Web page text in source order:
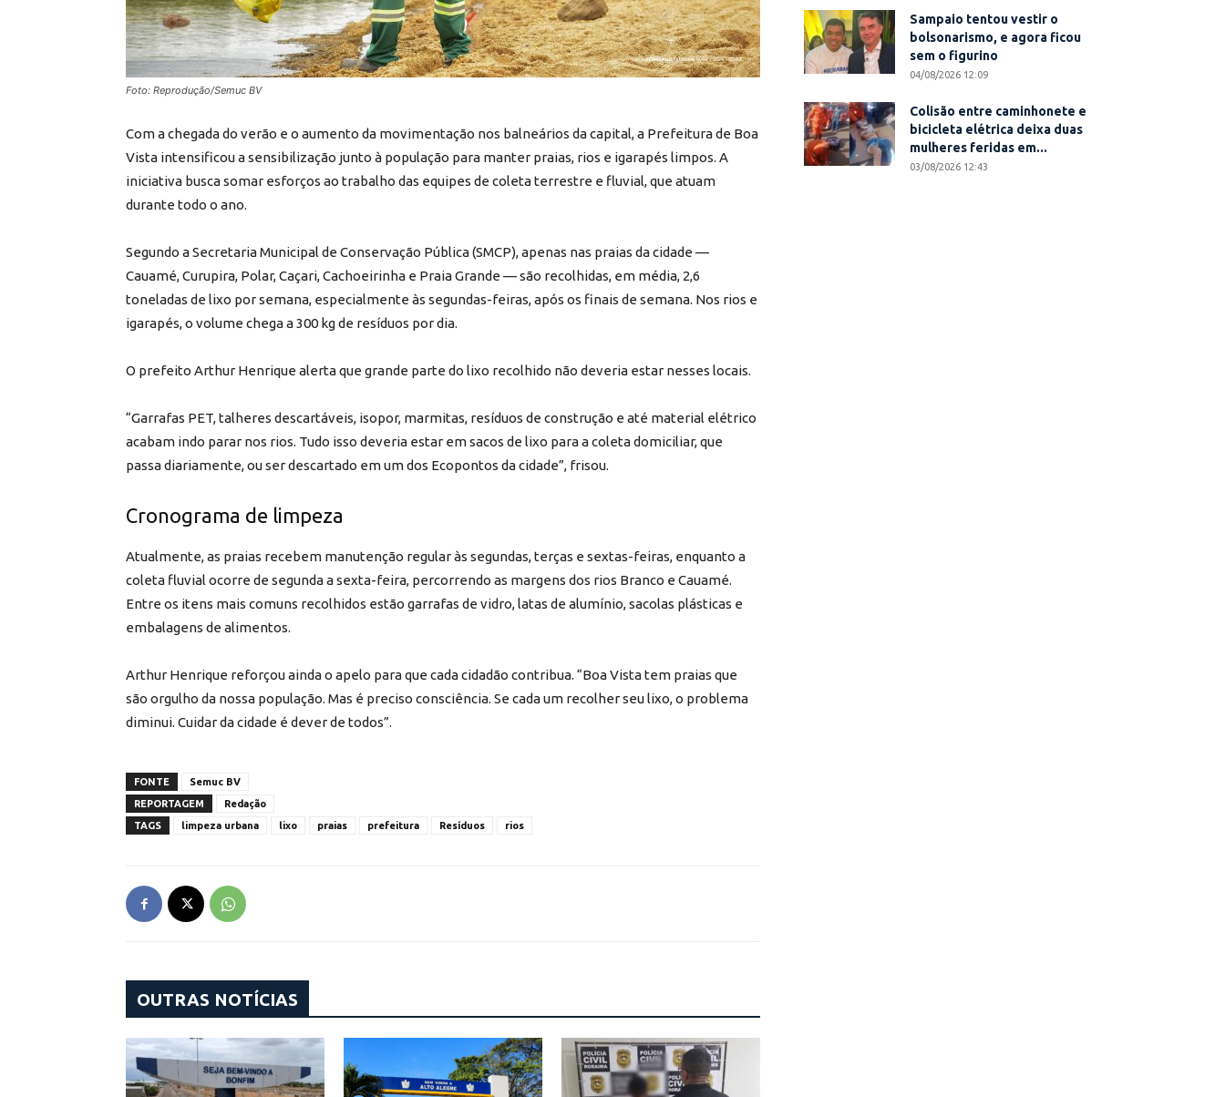
Foto: Reprodução/Semuc BV
Com a chegada do verão e o aumento da movimentação nos balneários da capital, a Prefeitura de Boa
Vista intensificou a sensibilização junto à população para manter praias, rios e igarapés limpos. A
iniciativa busca somar esforços ao trabalho das equipes de coleta terrestre e fluvial, que atuam
durante todo o ano.
Segundo a Secretaria Municipal de Conservação Pública (SMCP), apenas nas praias da cidade —
Cauamé, Curupira, Polar, Caçari, Cachoeirinha e Praia Grande — são recolhidas, em média, 2,6
toneladas de lixo por semana, especialmente às segundas-feiras, após os finais de semana. Nos rios e
igarapés, o volume chega a 300 kg de resíduos por dia.
O prefeito Arthur Henrique alerta que grande parte do lixo recolhido não deveria estar nesses locais.
“Garrafas PET, talheres descartáveis, isopor, marmitas, resíduos de construção e até material elétrico
acabam indo parar nos rios. Tudo isso deveria estar em sacos de lixo para a coleta domiciliar, que
passa diariamente, ou ser descartado em um dos Ecopontos da cidade”, frisou.
Cronograma de limpeza
Atualmente, as praias recebem manutenção regular às segundas, terças e sextas-feiras, enquanto a
coleta fluvial ocorre de segunda a sexta-feira, percorrendo as margens dos rios Branco e Cauamé.
Entre os itens mais comuns recolhidos estão garrafas de vidro, latas de alumínio, sacolas plásticas e
embalagens de alimentos.
Arthur Henrique reforçou ainda o apelo para que cada cidadão contribua. “Boa Vista tem praias que
são orgulho da nossa população. Mas é preciso consciência. Se cada um recolher seu lixo, o problema
diminui. Cuidar da cidade é dever de todos”.
FONTE
Semuc BV
REPORTAGEM
Redação
TAGS
limpeza urbana lixo praias prefeitura Resíduos rios
OUTRAS NOTÍCIAS
Sampaio tentou vestir o
bolsonarismo, e agora ficou
sem o figurino
04/08/2026 12:09
Colisão entre caminhonete e
bicicleta elétrica deixa duas
mulheres feridas em...
03/08/2026 12:43